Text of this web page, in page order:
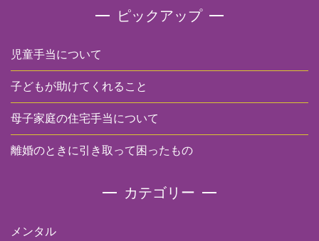
ピックアップ
児童手当について
子どもが助けてくれること
母子家庭の住宅手当について
離婚のときに引き取って困ったもの
カテゴリー
メンタル